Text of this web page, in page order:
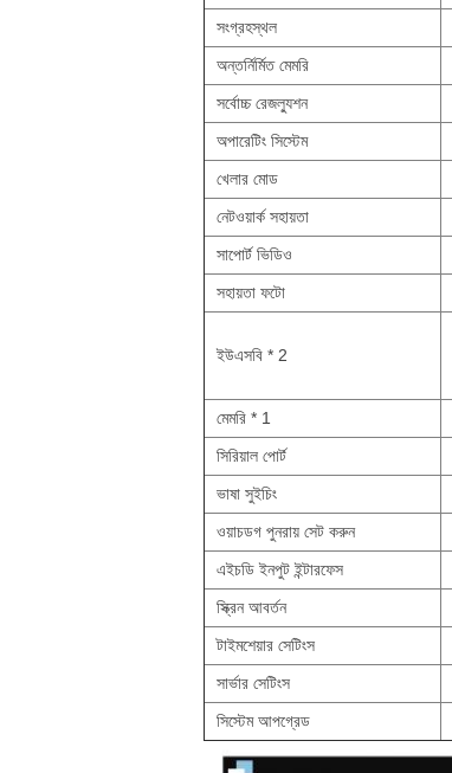
সংগ্রহস্থল
অন্তর্নির্মিত মেমরি
সর্বোচ্চ রেজল্যুশন
অপারেটিং সিস্টেম
খেলার মোড
নেটওয়ার্ক সহায়তা
সাপোর্ট ভিডিও
সহায়তা ফটো
ইউএসবি * 2
মেমরি * 1
সিরিয়াল পোর্ট
ভাষা সুইচিং
ওয়াচডগ পুনরায় সেট করুন
এইচডি ইনপুট ইন্টারফেস
স্ক্রিন আবর্তন
টাইমশেয়ার সেটিংস
সার্ভার সেটিংস
সিস্টেম আপগ্রেড